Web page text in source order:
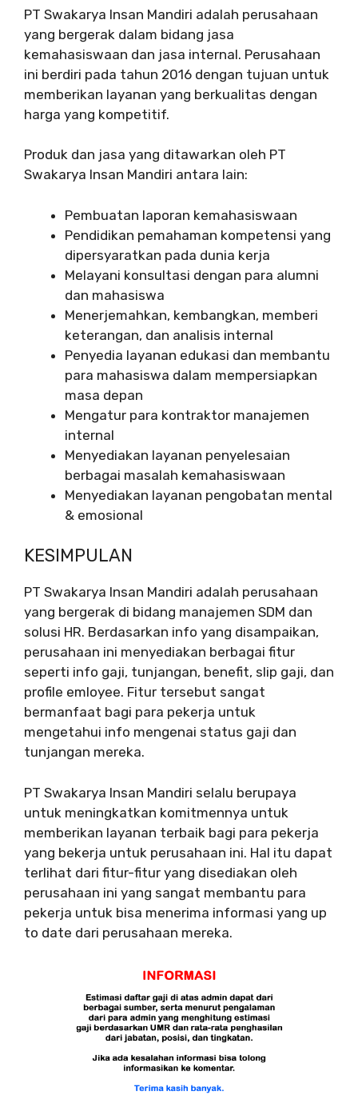
PT Swakarya Insan Mandiri adalah perusahaan
yang bergerak dalam bidang jasa
kemahasiswaan dan jasa internal. Perusahaan
ini berdiri pada tahun 2016 dengan tujuan untuk
memberikan layanan yang berkualitas dengan
harga yang kompetitif.
Produk dan jasa yang ditawarkan oleh PT
Swakarya Insan Mandiri antara lain:
Pembuatan laporan kemahasiswaan
Pendidikan pemahaman kompetensi yang
dipersyaratkan pada dunia kerja
Melayani konsultasi dengan para alumni
dan mahasiswa
Menerjemahkan, kembangkan, memberi
keterangan, dan analisis internal
Penyedia layanan edukasi dan membantu
para mahasiswa dalam mempersiapkan
masa depan
Mengatur para kontraktor manajemen
internal
Menyediakan layanan penyelesaian
berbagai masalah kemahasiswaan
Menyediakan layanan pengobatan mental
& emosional
KESIMPULAN
PT Swakarya Insan Mandiri adalah perusahaan
yang bergerak di bidang manajemen SDM dan
solusi HR. Berdasarkan info yang disampaikan,
perusahaan ini menyediakan berbagai fitur
seperti info gaji, tunjangan, benefit, slip gaji, dan
profile emloyee. Fitur tersebut sangat
bermanfaat bagi para pekerja untuk
mengetahui info mengenai status gaji dan
tunjangan mereka.
PT Swakarya Insan Mandiri selalu berupaya
untuk meningkatkan komitmennya untuk
memberikan layanan terbaik bagi para pekerja
yang bekerja untuk perusahaan ini. Hal itu dapat
terlihat dari fitur-fitur yang disediakan oleh
perusahaan ini yang sangat membantu para
pekerja untuk bisa menerima informasi yang up
to date dari perusahaan mereka.